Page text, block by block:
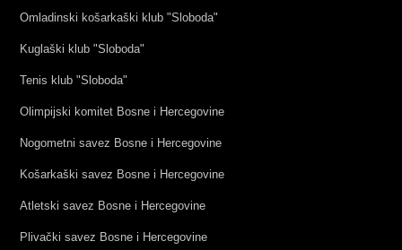
Omladinski košarkaški klub "Sloboda"
Kuglaški klub "Sloboda"
Tenis klub "Sloboda"
Olimpijski komitet Bosne i Hercegovine
Nogometni savez Bosne i Hercegovine
Košarkaški savez Bosne i Hercegovine
Atletski savez Bosne i Hercegovine
Plivački savez Bosne i Hercegovine